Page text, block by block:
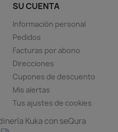
SU CUENTA
Información personal
Pedidos
Facturas por abono
Direcciones
Cupones de descuento
Mis alertas
Tus ajustes de cookies
Kuka con seQura